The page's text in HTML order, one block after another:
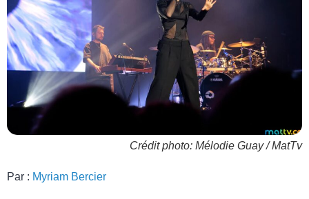
Crédit photo: Mélodie Guay / MatTv
Par : Myriam Bercier